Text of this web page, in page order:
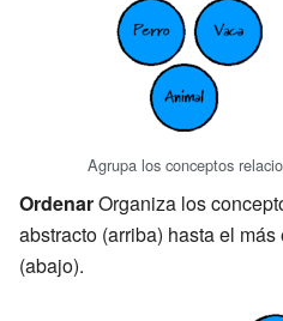
Agrupa los conceptos
OrdenarOrganiza los
abstracto (arriba) hasta el
(abajo).